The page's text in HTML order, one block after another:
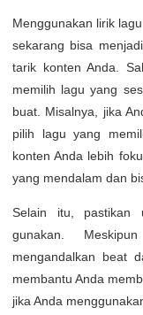
Menggunakan lirik
sekarang bisa
tarik konten Anda.
memilih lagu yang
buat. Misalnya, jika
pilih lagu yang
konten Anda lebih
yang mendalam dan
Selain itu, pastikan
gunakan.
mengandalkan beat
membantu Anda
jika Anda